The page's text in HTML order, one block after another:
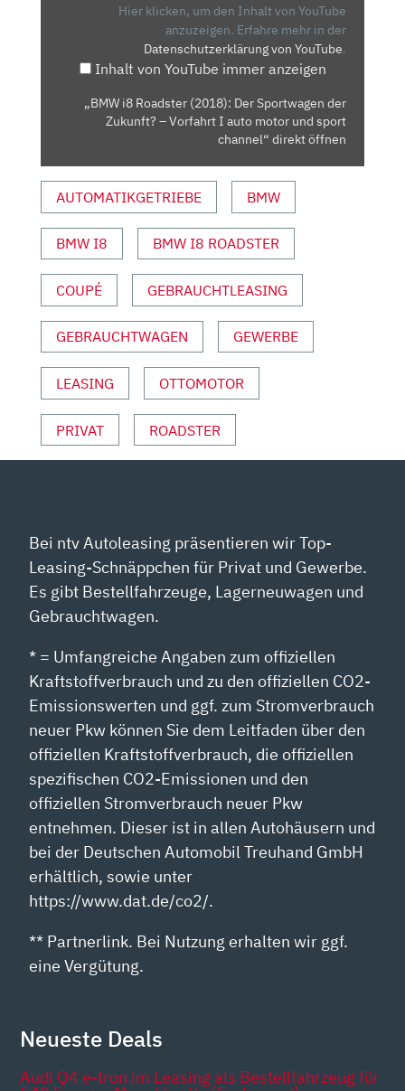
ZUKUNFT?
VORFAHRT
MOTOR
UND
SPORT
CHANNEL“
YOUTUBE
ANZEIGEN
Hier klicken, um den Inhalt von YouTube
anzuzeigen. Erfahre mehr in der
Datenschutzerklärung von YouTube.
Inhalt von YouTube immer anzeigen
„BMW i8 Roadster (2018): Der Sportwagen der
Zukunft? – Vorfahrt I auto motor und sport
channel“ direkt öffnen
AUTOMATIKGETRIEBE BMW
BMW I8 BMW I8 ROADSTER
COUPÉ GEBRAUCHTLEASING
GEBRAUCHTWAGEN GEWERBE
LEASING OTTOMOTOR
PRIVAT ROADSTER
Bei ntv Autoleasing präsentieren wir Top-
Leasing-Schnäppchen für Privat und Gewerbe.
Es gibt Bestellfahrzeuge, Lagerneuwagen und
Gebrauchtwagen.
* = Umfangreiche Angaben zum offiziellen
Kraftstoffverbrauch und zu den offiziellen CO2-
Emissionswerten und ggf. zum Stromverbrauch
neuer Pkw können Sie dem Leitfaden über den
offiziellen Kraftstoffverbrauch, die offiziellen
spezifischen CO2-Emissionen und den
offiziellen Stromverbrauch neuer Pkw
entnehmen. Dieser ist in allen Autohäusern und
bei der Deutschen Automobil Treuhand GmbH
erhältlich, sowie unter
https://www.dat.de/co2/.
** Partnerlink. Bei Nutzung erhalten wir ggf.
eine Vergütung.
Neueste Deals
Audi Q4 e-tron im Leasing als Bestellfahrzeug für